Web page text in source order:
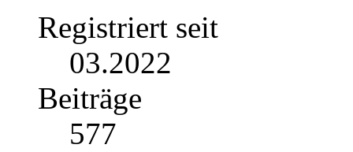
Registriert seit
03.2022
Beiträge
577